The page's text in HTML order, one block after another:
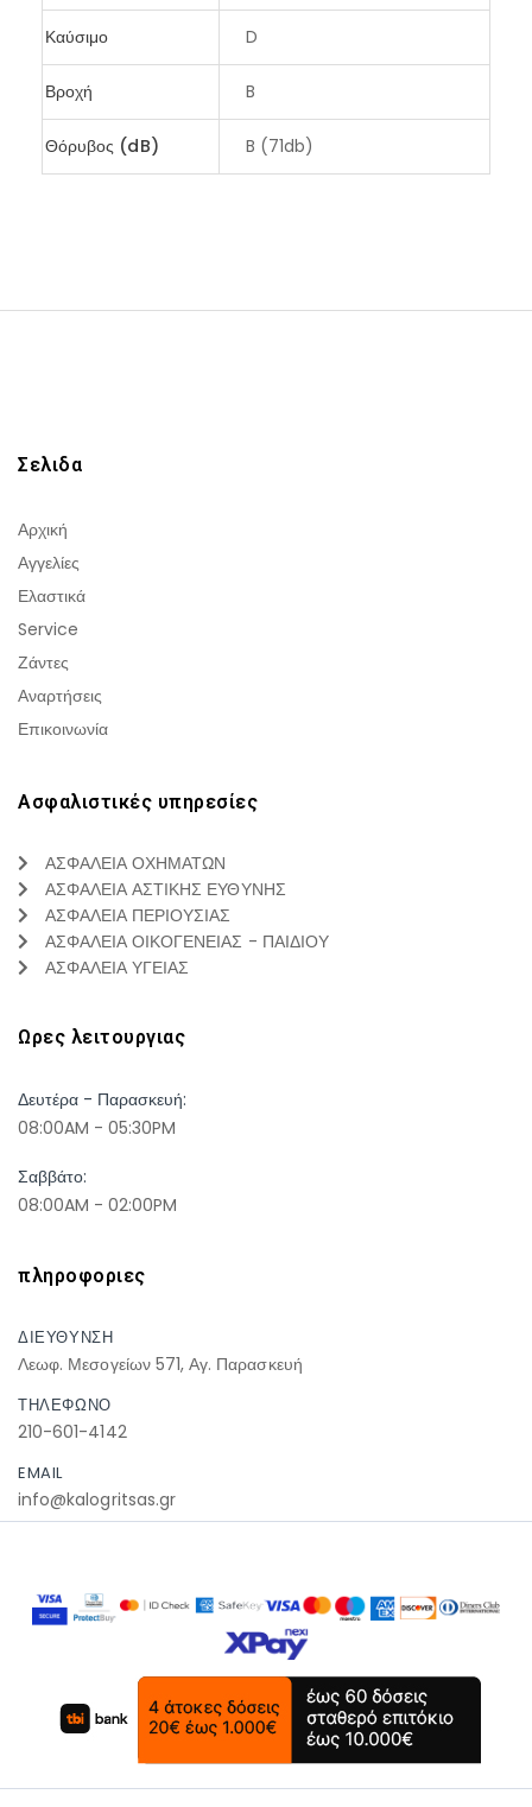
Καύσιμο D
Βροχή B
Θόρυβος (dB) B (71db)
Σελιδα
Αρχική
Αγγελίες
Ελαστικά
Service
Ζάντες
Αναρτήσεις
Επικοινωνία
Ασφαλιστικές υπηρεσίες
ΑΣΦΑΛΕΙΑ ΟΧΗΜΑΤΩΝ
ΑΣΦΑΛΕΙΑ ΑΣΤΙΚΗΣ ΕΥΘΥΝΗΣ
ΑΣΦΑΛΕΙΑ ΠΕΡΙΟΥΣΙΑΣ
ΑΣΦΑΛΕΙΑ ΟΙΚΟΓΕΝΕΙΑΣ - ΠΑΙΔΙΟΥ
ΑΣΦΑΛΕΙΑ ΥΓΕΙΑΣ
Ωρες λειτουργιας
Δευτέρα - Παρασκευή:
08:00AM - 05:30PM
Σαββάτο:
08:00AM - 02:00PM
πληροφοριες
ΔΙΕΥΘΥΝΣΗ
Λεωφ. Μεσογείων 571, Αγ. Παρασκευή
ΤΗΛΕΦΩΝΟ
210-601-4142
EMAIL
info@kalogritsas.gr